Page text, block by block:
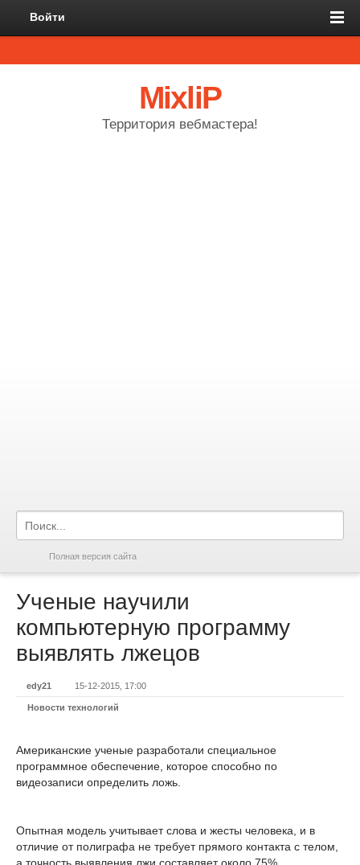
Войти
MixliP
Территория вебмастера!
Полная версия сайта
Ученые научили
компьютерную программу
выявлять лжецов
edy21 15-12-2015, 17:00
Новости технологий
Американские ученые разработали специальное
программное обеспечение, которое способно по
видеозаписи определить ложь.
Опытная модель учитывает слова и жесты человека, и в
отличие от полиграфа не требует прямого контакта с телом,